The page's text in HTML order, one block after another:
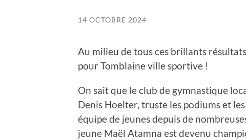
14 OCTOBRE 2024
Au milieu de tous ces brillants
pour Tomblaine ville sportive !
On sait que le club de gymnastique
Denis Hoelter, truste les podiums et
équipe de jeunes depuis de
jeune Maël Atamna est devenu